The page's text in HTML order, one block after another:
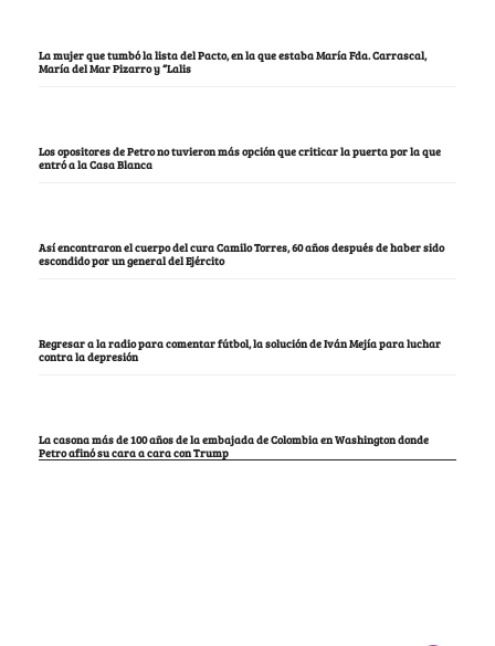
La mujer que tumbó la lista del Pacto, en la que estaba María Fda. Carrascal,
María del Mar Pizarro y “Lalis
Los opositores de Petro no tuvieron más opción que criticar la puerta por la que
entró a la Casa Blanca
Así encontraron el cuerpo del cura Camilo Torres, 60 años después de haber sido
escondido por un general del Ejército
Regresar a la radio para comentar fútbol, la solución de Iván Mejía para luchar
contra la depresión
La casona más de 100 años de la embajada de Colombia en Washington donde
Petro afinó su cara a cara con Trump